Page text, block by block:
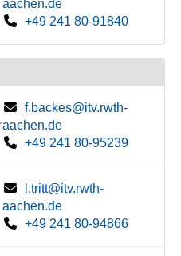
aachen.de
+49 241 80-91840
f.backes@itv.rwth-
aachen.de
+49 241 80-95239
l.tritt@itv.rwth-
aachen.de
+49 241 80-94866